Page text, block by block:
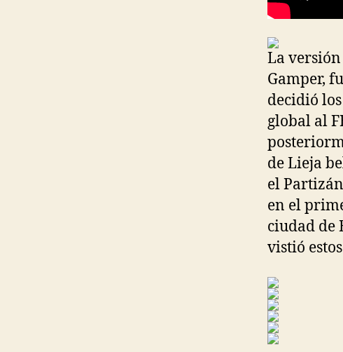
La
Gamper,
decidió
global al
de Lieja
el
en el
ciudad de
vistió